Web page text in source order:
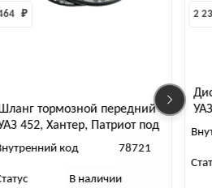
тормозной передний
452, Хантер, Патриот под
ГаZ /75,7 см./
₽
код 78721
В наличии
2